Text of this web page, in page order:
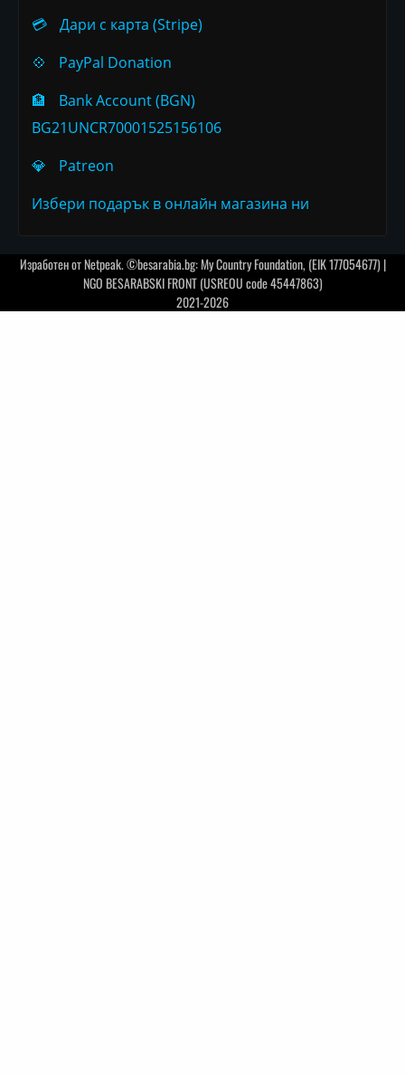
💳
Дари с карта (Stripe)
💠
PayPal Donation
🏦
Bank Account (BGN)
BG21UNCR70001525156106
💎
Patreon
Избери подарък в онлайн магазина ни
Изработен отNetpeak. ©besarabia.bg: My Country Foundation, (EIK 177054677) |
NGO BESARABSKI FRONT (USREOU code 45447863)
2021-2026